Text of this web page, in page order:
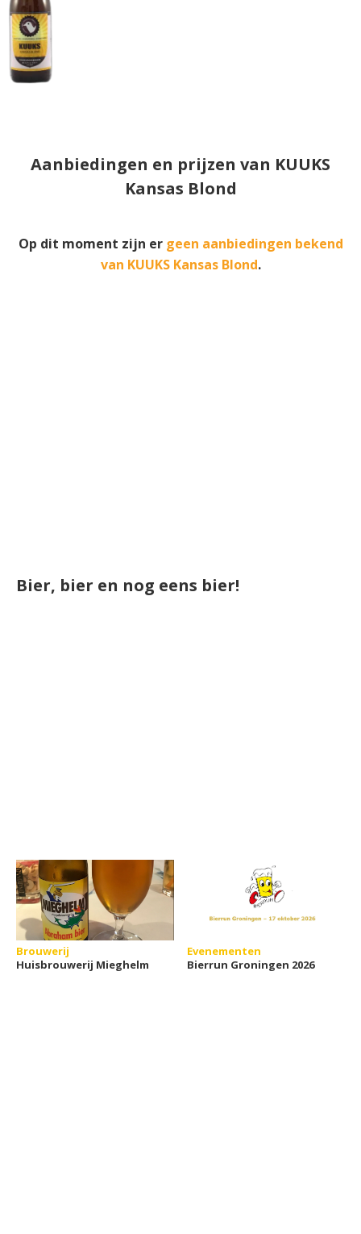
Aanbiedingen en prijzen van KUUKS
Kansas Blond
Op dit moment zijn er geen aanbiedingen bekend
van KUUKS Kansas Blond.
Bier, bier en nog eens bier!
Brouwerij
Huisbrouwerij Mieghelm
Evenementen
Bierrun Groningen 2026